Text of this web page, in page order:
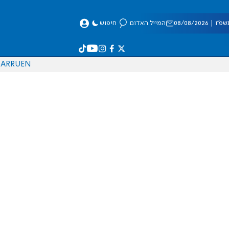
08/2026 המייל האדום חיפוש
EN
RU
AR